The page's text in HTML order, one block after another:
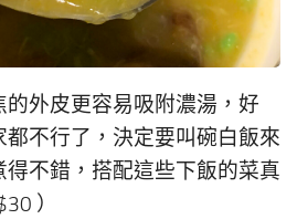
外皮更容易吸附濃湯，好
不行了，決定要叫碗白飯來
不錯，搭配這些下飯的菜真
）